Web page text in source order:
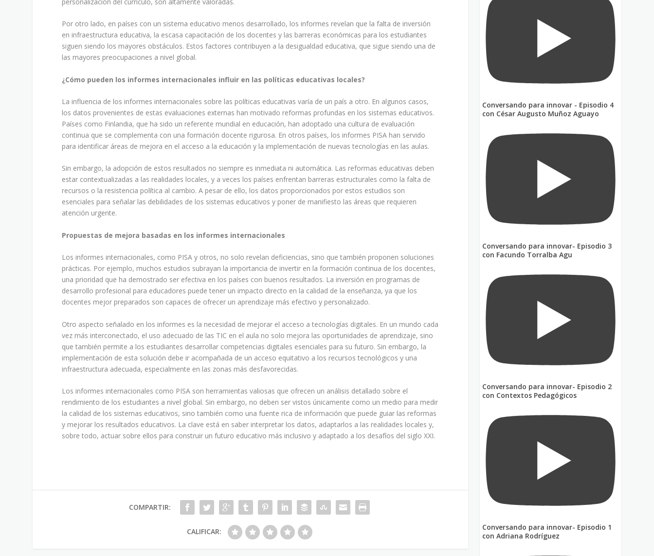
Por otro lado, en países con un sistema educativo menos desarrollado, los informes revelan que la falta de inversión
en infraestructura educativa, la escasa capacitación de los docentes y las barreras económicas para los estudiantes
siguen siendo los mayores obstáculos. Estos factores contribuyen a la desigualdad educativa, que sigue siendo una de
las mayores preocupaciones a nivel global.
¿Cómo pueden los informes internacionales influir en las políticas educativas locales?
La influencia de los informes internacionales sobre las políticas educativas varía de un país a otro. En algunos casos,
los datos provenientes de estas evaluaciones externas han motivado reformas profundas en los sistemas educativos.
Países como Finlandia, que ha sido un referente mundial en educación, han adoptado una cultura de evaluación
continua que se complementa con una formación docente rigurosa. En otros países, los informes PISA han servido
para identificar áreas de mejora en el acceso a la educación y la implementación de nuevas tecnologías en las aulas.
Sin embargo, la adopción de estos resultados no siempre es inmediata ni automática. Las reformas educativas deben
estar contextualizadas a las realidades locales, y a veces los países enfrentan barreras estructurales como la falta de
recursos o la resistencia política al cambio. A pesar de ello, los datos proporcionados por estos estudios son
esenciales para señalar las debilidades de los sistemas educativos y poner de manifiesto las áreas que requieren
atención urgente.
Propuestas de mejora basadas en los informes internacionales
Los informes internacionales, como PISA y otros, no solo revelan deficiencias, sino que también proponen soluciones
prácticas. Por ejemplo, muchos estudios subrayan la importancia de invertir en la formación continua de los docentes,
una prioridad que ha demostrado ser efectiva en los países con buenos resultados. La inversión en programas de
desarrollo profesional para educadores puede tener un impacto directo en la calidad de la enseñanza, ya que los
docentes mejor preparados son capaces de ofrecer un aprendizaje más efectivo y personalizado.
Otro aspecto señalado en los informes es la necesidad de mejorar el acceso a tecnologías digitales. En un mundo cada
vez más interconectado, el uso adecuado de las TIC en el aula no solo mejora las oportunidades de aprendizaje, sino
que también permite a los estudiantes desarrollar competencias digitales esenciales para su futuro. Sin embargo, la
implementación de esta solución debe ir acompañada de un acceso equitativo a los recursos tecnológicos y una
infraestructura adecuada, especialmente en las zonas más desfavorecidas.
Los informes internacionales como PISA son herramientas valiosas que ofrecen un análisis detallado sobre el
rendimiento de los estudiantes a nivel global. Sin embargo, no deben ser vistos únicamente como un medio para medir
la calidad de los sistemas educativos, sino también como una fuente rica de información que puede guiar las reformas
y mejorar los resultados educativos. La clave está en saber interpretar los datos, adaptarlos a las realidades locales y,
sobre todo, actuar sobre ellos para construir un futuro educativo más inclusivo y adaptado a los desafíos del siglo XXI.
COMPARTIR:
CALIFICAR:
Conversando para innovar - Episodio 4
con César Augusto Muñoz Aguayo
Conversando para innovar- Episodio 3
con Facundo Torralba Agu
Conversando para innovar- Episodio 2
con Contextos Pedagógicos
Conversando para innovar- Episodio 1
con Adriana Rodríguez